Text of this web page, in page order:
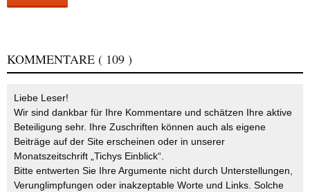
KOMMENTARE ( 109 )
Liebe Leser!
Wir sind dankbar für Ihre Kommentare und schätzen Ihre aktive
Beteiligung sehr. Ihre Zuschriften können auch als eigene
Beiträge auf der Site erscheinen oder in unserer
Monatszeitschrift „Tichys Einblick“.
Bitte entwerten Sie Ihre Argumente nicht durch Unterstellungen,
Verunglimpfungen oder inakzeptable Worte und Links. Solche